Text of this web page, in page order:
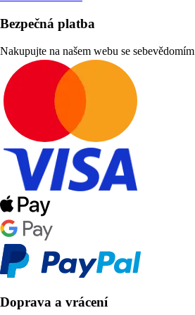
Bezpečná platba
Nakupujte na našem webu se sebevědomím
Doprava a vrácení